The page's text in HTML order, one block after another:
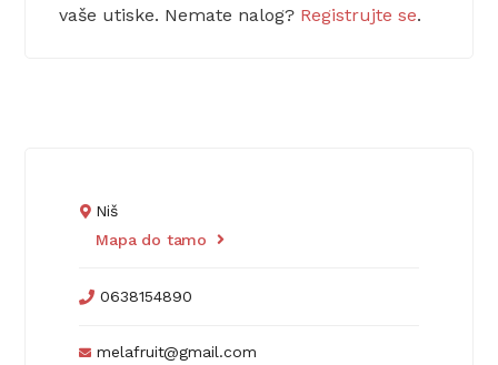
vaše utiske. Nemate nalog? Registrujte se.
Niš
Mapa do tamo
0638154890
melafruit@gmail.com